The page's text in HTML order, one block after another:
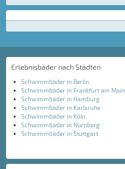
Erlebnisbäder nach Städten
Schwimmbäder in Berlin
Schwimmbäder in Frankfurt am Main
Schwimmbäder in Hamburg
Schwimmbäder in Karlsruhe
Schwimmbäder in Köln
Schwimmbäder in Nürnberg
Schwimmbäder in Stuttgart